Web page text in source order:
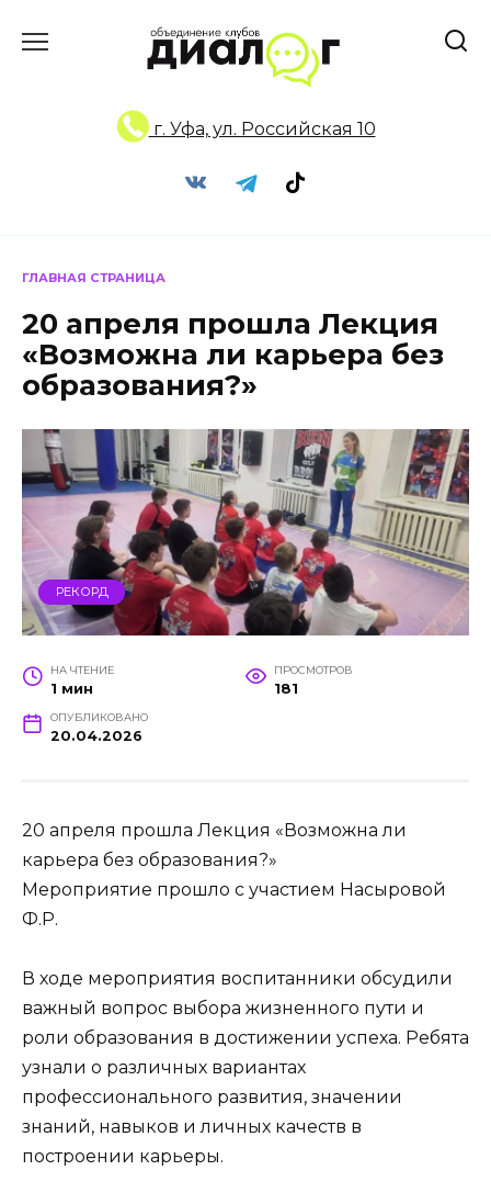
г. Уфа, ул. Российская 10
ГЛАВНАЯ СТРАНИЦА
20 апреля прошла Лекция
«Возможна ли карьера без
образования?»
РЕКОРД
НА ЧТЕНИЕ
1 мин
ПРОСМОТРОВ
181
ОПУБЛИКОВАНО
20.04.2026
20 апреля прошла Лекция «Возможна ли
карьера без образования?»
Мероприятие прошло с участием Насыровой
Ф.Р.
В ходе мероприятия воспитанники обсудили
важный вопрос выбора жизненного пути и
роли образования в достижении успеха. Ребята
узнали о различных вариантах
профессионального развития, значении
знаний, навыков и личных качеств в
построении карьеры.